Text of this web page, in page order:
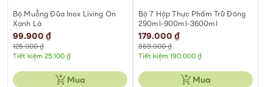
Bộ Muỗng Đũa Inox Living On
Xanh Lá
Special
Price
99.900 ₫
125.000 ₫
Tiết kiệm 25.100 ₫
Mua
Bộ 7 Hộp Thực Phẩm Trữ Đông
290ml-900ml-3600ml
Special
Price
179.000 ₫
369.000 ₫
Tiết kiệm 190.000 ₫
Mua